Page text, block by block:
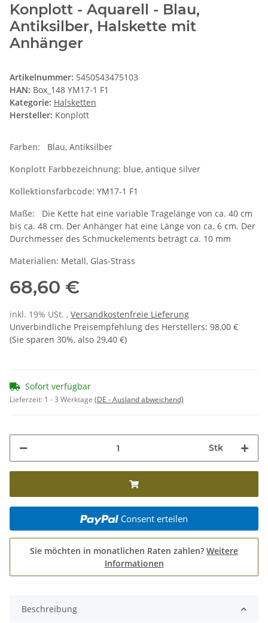
Konplott - Aquarell - Blau,
Antiksilber, Halskette mit
Anhänger
Artikelnummer: 5450543475103
HAN: Box_148 YM17-1 F1
Kategorie: Halsketten
Hersteller: Konplott
Farben:
Blau, Antiksilber
Konplott Farbbezeichnung: blue, antique silver
Kollektionsfarbcode: YM17-1 F1
Maße:
Die Kette hat eine variable Tragelänge von ca. 40 cm
bis ca. 48 cm. Der Anhänger hat eine Länge von ca. 6 cm. Der
Durchmesser des Schmuckelements beträgt ca. 10 mm
Materialien: Metall, Glas-Strass
68,60 €
inkl. 19% USt. , Versandkostenfreie Lieferung
Unverbindliche Preisempfehlung des Herstellers: 98,00 €
(Sie sparen 30%, also 29,40 €)
Sofort verfügbar
Lieferzeit: 1 - 3 Werktage (DE - Ausland abweichend)
Stk
Consent erteilen
Sie möchten in monatlichen Raten zahlen? Weitere
Informationen
Beschreibung